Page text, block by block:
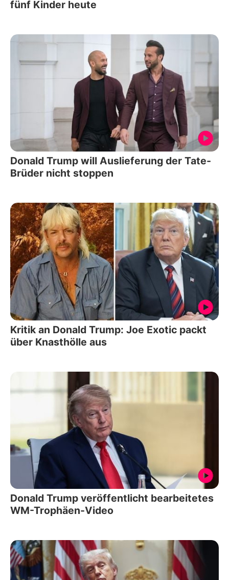
fünf Kinder heute
Donald Trump will Auslieferung der Tate-
Brüder nicht stoppen
Kritik an Donald Trump: Joe Exotic packt
über Knasthölle aus
Donald Trump veröffentlicht bearbeitetes
WM-Trophäen-Video